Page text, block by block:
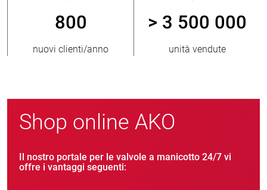
800
nuovi clienti/anno
> 3 500 000
unità vendute
Shop online AKO
Il nostro portale per le valvole a manicotto 24/7 vi
offre i vantaggi seguenti: